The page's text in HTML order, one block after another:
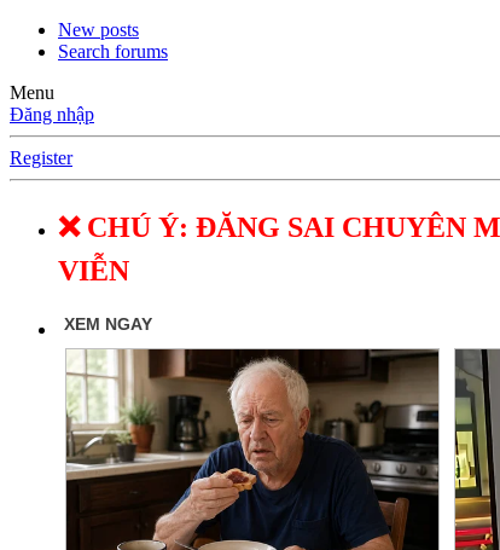
New posts
Search forums
Menu
Đăng nhập
Register
❌ CHÚ Ý: ĐĂNG SAI CHUYÊN
VIỄN